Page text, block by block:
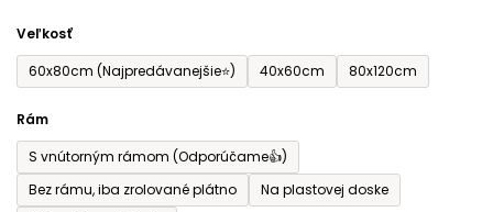
Veľkosť
60x80cm (Najpredávanejšie⭐)
40x60cm 80x120cm
Rám
S vnútorným rámom (Odporúčame👍)
Bez rámu, iba zrolované plátno
Na plastovej doske